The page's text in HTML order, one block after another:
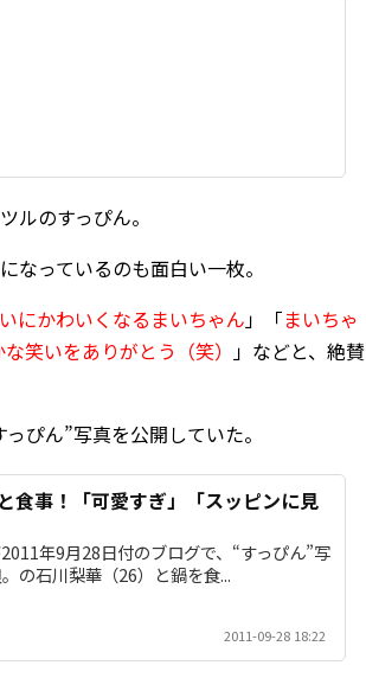
ルのすっぴん。
なっているのも面白い一枚。
にかわいくなるまいちゃん 」「まいちゃ
笑いをありがとう（笑）
」などと、絶賛
ぴん”写真を公開していた。
食事！「可愛すぎ」「スッピンに見
年9月28日付のブログで、“すっぴん”写
の石川梨華（26）と鍋を食...
2011-09-28 18:22